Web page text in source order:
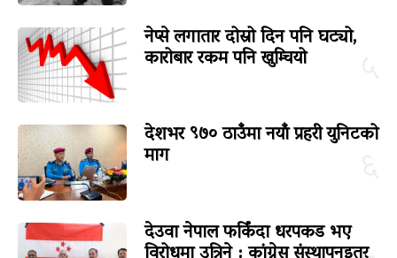
नेप्से लगातार दोस्रो दिन पनि घट्यो,
कारोबार रकम पनि खुम्चियो
देशभर ९७० ठाउँमा नयाँ प्रहरी युनिटको
माग
देउवा नेपाल फर्किंदा धरपकड भए